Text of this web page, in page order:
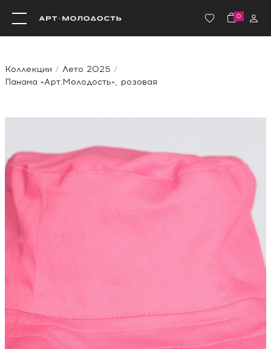
0
Коллекции
Лето 2025
Панама «Арт.Молодость», розовая